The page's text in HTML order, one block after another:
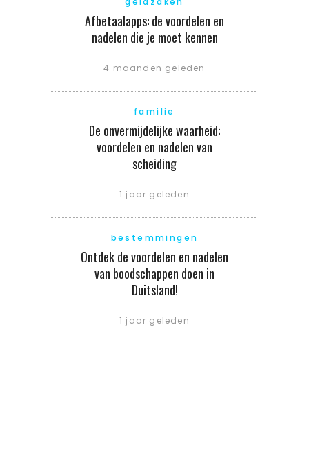
Afbetaalapps: de voordelen en
nadelen die je moet kennen
4 maanden geleden
familie
De onvermijdelijke waarheid:
voordelen en nadelen van
scheiding
1 jaar geleden
bestemmingen
Ontdek de voordelen en nadelen
van boodschappen doen in
Duitsland!
1 jaar geleden